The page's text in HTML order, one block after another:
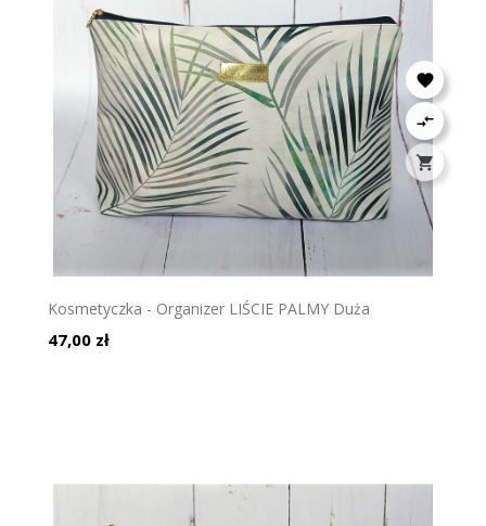



Kosmetyczka - Organizer LIŚCIE PALMY Duża
Cena
47,00 zł